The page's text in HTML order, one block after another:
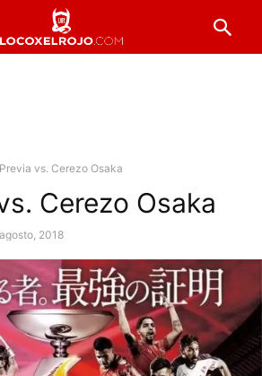
vs. Cerezo Osaka
Cerezo Osaka
2018